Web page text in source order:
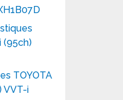
(95ch)
TOYOTA
VVT-i